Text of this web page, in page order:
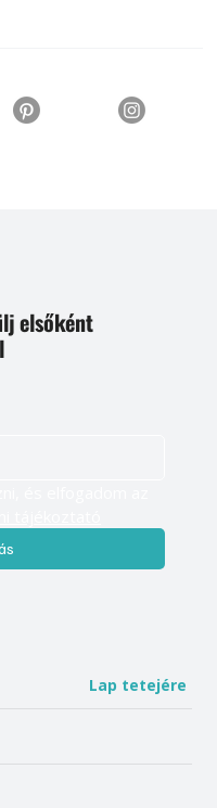
elsőként
Lap tetejére